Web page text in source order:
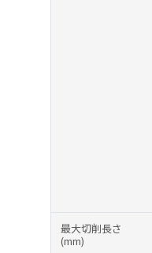
最大切削長さ
(mm)